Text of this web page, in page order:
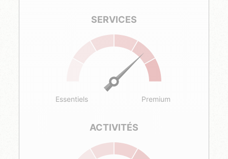
SERVICES
Essentiels Premium
ACTIVITÉS